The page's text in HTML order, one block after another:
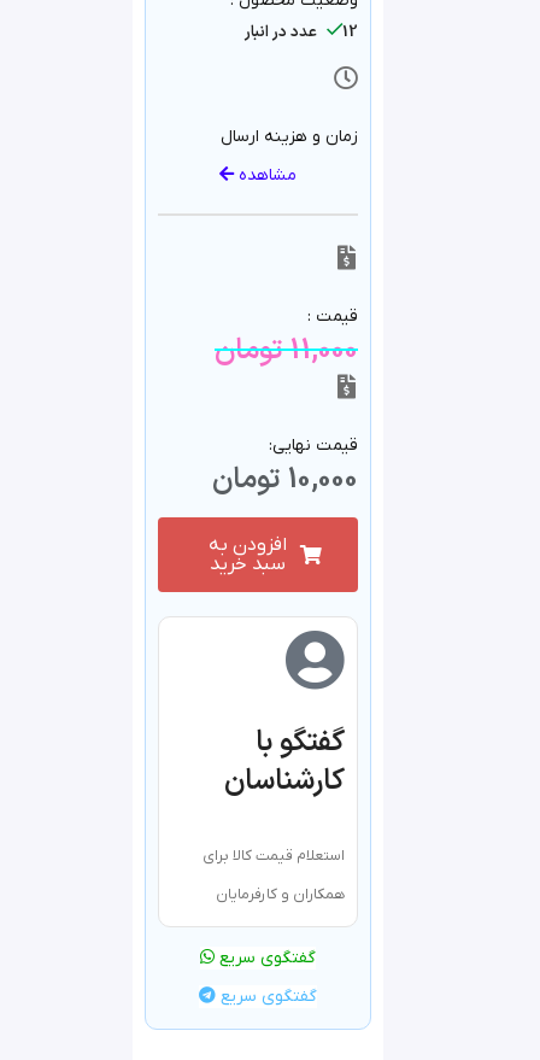
12 عدد در انبار
زمان و هزینه ارسال
مشاهده
قیمت :
11,000تومان
قیمت نهایی:
10,000 تومان
افزودن به
سبد خرید
گفتگو با
کارشناسان
استعلام قیمت کالا برای
همکاران و کارفرمایان
گفتگوی سریع
گفتگوی سریع